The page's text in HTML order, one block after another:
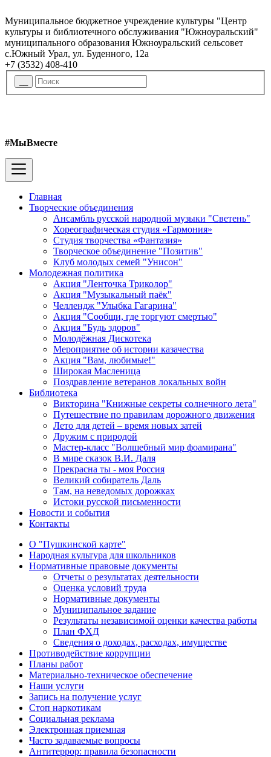
Муниципальное бюджетное учреждение культуры "Центр
культуры и библиотечного обслуживания "Южноуральский"
муниципального образования Южноуральский сельсовет
с.Южный Урал, ул. Буденного, 12а
+7 (3532) 408-410
#МыВместе
Главная
Творческие объединения
Ансамбль русской народной музыки "Светень"
Хореографическая студия «Гармония»
Студия творчества «Фантазия»
Творческое объединение "Позитив"
Клуб молодых семей "Унисон"
Молодежная политика
Акция "Ленточка Триколор"
Акция "Музыкальный паёк"
Челлендж "Улыбка Гагарина"
Акция "Сообщи, где торгуют смертью"
Акция "Будь здоров"
Молодёжная Дискотека
Мероприятие об истории казачества
Акция "Вам, любимые!"
Широкая Масленица
Поздравление ветеранов локальных войн
Библиотека
Викторина "Книжные секреты солнечного лета"
Путешествие по правилам дорожного движения
Лето для детей – время новых затей
Дружим с природой
Мастер-класс "Волшебный мир фоамирана"
В мире сказок В.И. Даля
Прекрасна ты - моя Россия
Великий собиратель Даль
Там, на неведомых дорожках
Истоки русской письменности
Новости и события
Контакты
О "Пушкинской карте"
Народная культура для школьников
Нормативные правовые документы
Отчеты о результатах деятельности
Оценка условий труда
Нормативные документы
Муниципальное задание
Результаты независимой оценки качества работы
План ФХД
Сведения о доходах, расходах, имуществе
Противодействие коррупции
Планы работ
Материально-техническое обеспечение
Наши услуги
Запись на получение услуг
Стоп наркотикам
Социальная реклама
Электронная приемная
Часто задаваемые вопросы
Антитеррор: правила безопасности